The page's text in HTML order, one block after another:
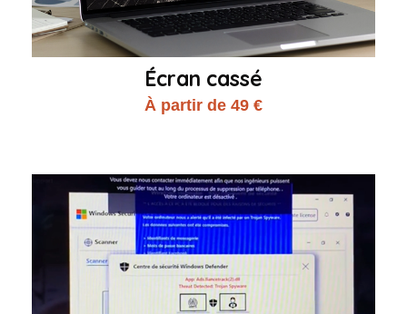
Écran cassé
À partir de 49 €